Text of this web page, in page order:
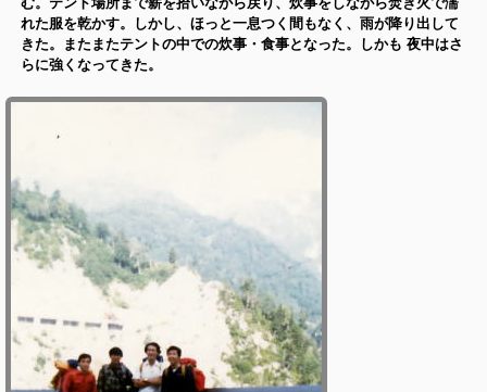
れた服を乾かす。しかし、ほっと一息つく間もなく、雨が降り出して
きた。またまたテントの中での炊事・食事となった。しかも 夜中はさ
らに強くなってきた。